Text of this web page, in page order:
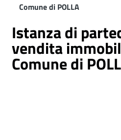
Comune di POLLA
Istanza di
vendita
Comune di